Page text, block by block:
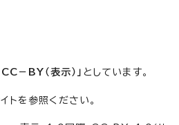
CC－BY（表示）」 としています。
トを参照ください。